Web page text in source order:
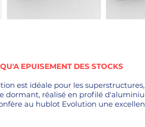
EPUISEMENT DES STOCKS
est idéale pour les
dormant, réalisé en profilé
au hublot Evolution une